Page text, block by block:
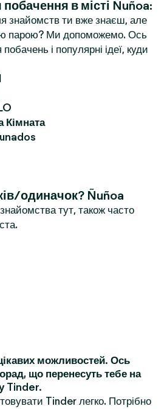
побачення в місті Ñuñoa:
знайомств ти вже знаєш, але
парою? Ми допоможемо. Ось
і популярні ідеї, куди
Кімната
одиначок? Ñuñoa
тут, також часто
можливостей. Ось
що перенесуть тебе на
Tinder.
Tinder легко. Потрібно